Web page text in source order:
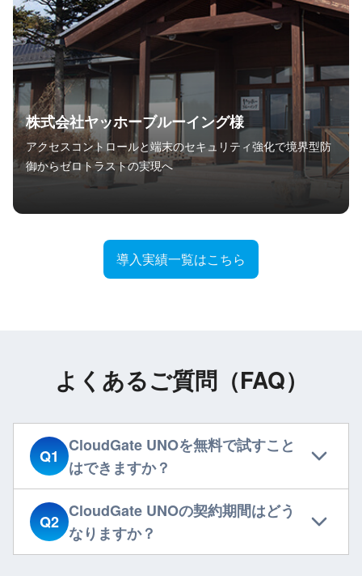
株式会社ヤッホーブルーイング様
アクセスコントロールと端末のセキュリティ強化で境界型防
御からゼロトラストの実現へ
導入実績一覧はこちら
よくあるご質問（FAQ）
Q1
CloudGate UNOを無料で試すこと
はできますか？
Q2
CloudGate UNOの契約期間はどう
なりますか？